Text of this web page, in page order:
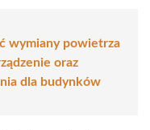
wymiany powietrza
oraz
dla budynków